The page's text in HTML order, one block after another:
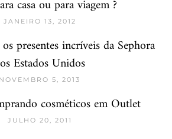
casa ou para viagem ?
JANEIRO 13, 2012
presentes incríveis da Sephora
Estados Unidos
NOVEMBRO 5, 2013
cosméticos em Outlet
JULHO 20, 2011